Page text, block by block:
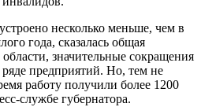
несколько меньше, чем в
года, сказалась общая
значительные сокращения
предприятий. Но, тем не
работу получили более 1200
службе губернатора.